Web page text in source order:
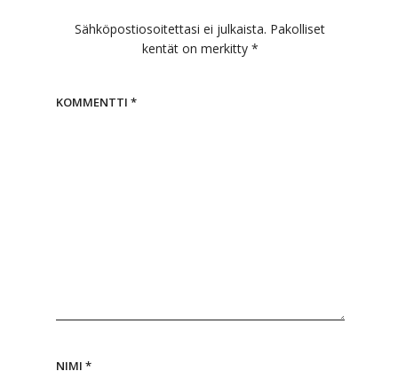
Sähköpostiosoitettasi ei julkaista. Pakolliset
kentät on merkitty *
KOMMENTTI *
NIMI *